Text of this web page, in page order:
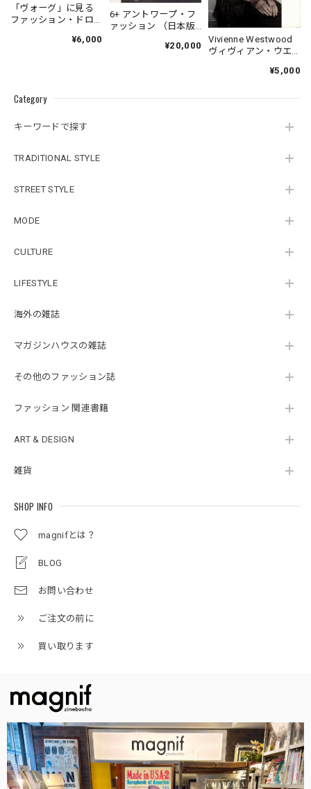
Category
キーワードで探す
TRADITIONAL STYLE
STREET STYLE
MODE
CULTURE
LIFESTYLE
海外の雑誌
マガジンハウスの雑誌
その他のファッション誌
ファッション 関連書籍
ART & DESIGN
雑貨
SHOP INFO
magnifとは？
BLOG
お問い合わせ
ご注文の前に
買い取ります
「ヴォーグ」に見る
ファッション・ドロ
¥6,000
6+ アントワープ・フ
ァッション （日本版
¥20,000
Vivienne Westwood
ヴィヴィアン・ウエ
¥5,000